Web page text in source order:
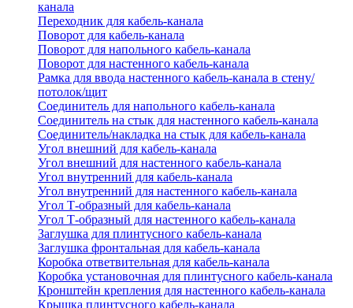
канала
Переходник для кабель-канала
Поворот для кабель-канала
Поворот для напольного кабель-канала
Поворот для настенного кабель-канала
Рамка для ввода настенного кабель-канала в стену/
потолок/щит
Соединитель для напольного кабель-канала
Соединитель на стык для настенного кабель-канала
Соединитель/накладка на стык для кабель-канала
Угол внешний для кабель-канала
Угол внешний для настенного кабель-канала
Угол внутренний для кабель-канала
Угол внутренний для настенного кабель-канала
Угол Т-образный для кабель-канала
Угол Т-образный для настенного кабель-канала
Заглушка для плинтусного кабель-канала
Заглушка фронтальная для кабель-канала
Коробка ответвительная для кабель-канала
Коробка установочная для плинтусного кабель-канала
Кронштейн крепления для настенного кабель-канала
Крышка плинтусного кабель-канала